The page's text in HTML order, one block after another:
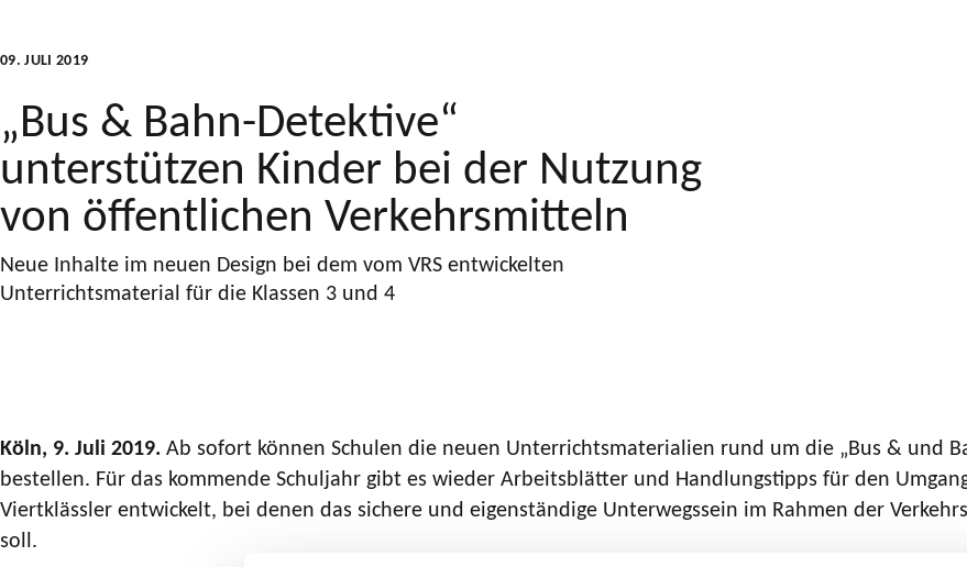
09. JULI 2019
„Bus & Bahn-Detektive“
unterstützen Kinder bei der Nutzung
von öffentlichen Verkehrsmitteln
Neue Inhalte im neuen Design bei dem vom VRS entwickelten
Unterrichtsmaterial für die Klassen 3 und 4
Köln, 9. Juli 2019. Ab sofort können Schulen die neuen Unterrichtsmaterialien rund um die „Bus & und
bestellen. Für das kommende Schuljahr gibt es wieder Arbeitsblätter und Handlungstipps für den
Viertklässler entwickelt, bei denen das sichere und eigenständige Unterwegssein im Rahmen der
soll.